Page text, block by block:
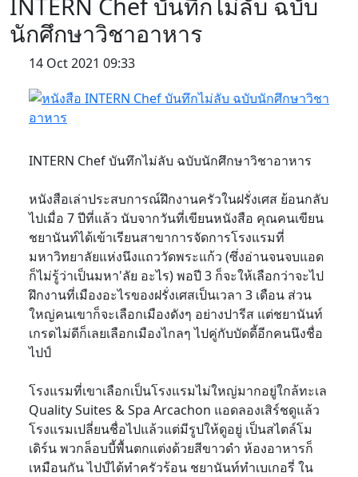
นักศึกษาวิชาอาหาร
14 Oct 2021 09:33
INTERN Chef บันทึกไม่ลับ ฉบับนักศึกษาวิชาอาหาร
หนังสือเล่าประสบการณ์ฝึกงานครัวในฝรั่งเศส ย้อนกลับ
ไปเมื่อ 7 ปีที่แล้ว นับจากวันที่เขียนหนังสือ คุณคนเขียน
ชยานันท์ได้เข้าเรียนสาขาการจัดการโรงแรมที่
มหาวิทยาลัยแห่งนึงแถววัดพระแก้ว (ซึ่งอ่านจนจบแอด
ก็ไม่รู้ว่าเป็นมหา'ลัย อะไร) พอปี 3 ก็จะให้เลือกว่าจะไป
ฝึกงานที่เมืองอะไรของฝรั่งเศสเป็นเวลา 3 เดือน ส่วน
ใหญ่คนเขาก็จะเลือกเมืองดังๆ อย่างปารีส แต่ชยานันท์
เกรดไม่ดีก็เลยเลือกเมืองไกลๆ ไปคู่กับบัดดี้อีกคนนึงชื่อ
ไปป์
โรงแรมที่เขาเลือกเป็นโรงแรมไม่ใหญ่มากอยู่ใกล้ทะเล
Quality Suites & Spa Arcachon แอดลองเสิร์ชดูแล้ว
โรงแรมเปลี่ยนชื่อไปแล้วแต่มีรูปให้ดูอยู่ เป็นสไตล์โม
เดิร์น พวกล็อบบี้พื้นตกแต่งด้วยสีขาวดำ ห้องอาหารก็
เหมือนกัน ไปป์ได้ทำครัวร้อน ชยานันท์ทำเบเกอรี่ ใน